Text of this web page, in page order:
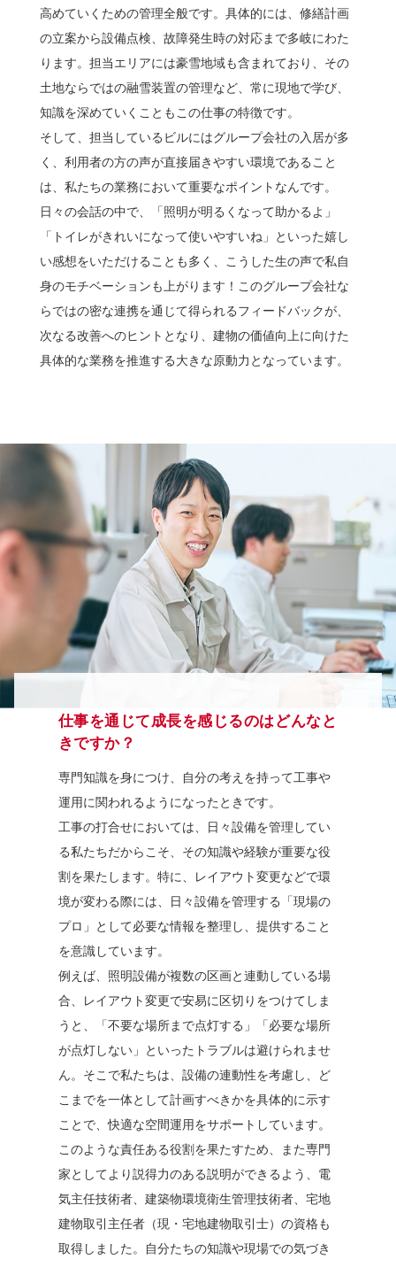
高めていくための管理全般です。具体的には、修繕計画
の立案から設備点検、故障発生時の対応まで多岐にわた
ります。担当エリアには豪雪地域も含まれており、その
土地ならではの融雪装置の管理など、常に現地で学び、
知識を深めていくこともこの仕事の特徴です。
そして、担当しているビルにはグループ会社の入居が多
く、利用者の方の声が直接届きやすい環境であること
は、私たちの業務において重要なポイントなんです。
日々の会話の中で、「照明が明るくなって助かるよ」
「トイレがきれいになって使いやすいね」といった嬉し
い感想をいただけることも多く、こうした生の声で私自
身のモチベーションも上がります！このグループ会社な
らではの密な連携を通じて得られるフィードバックが、
次なる改善へのヒントとなり、建物の価値向上に向けた
具体的な業務を推進する大きな原動力となっています。
仕事を通じて成長を感じるのはどんなと
きですか？
専門知識を身につけ、自分の考えを持って工事や
運用に関われるようになったときです。
工事の打合せにおいては、日々設備を管理してい
る私たちだからこそ、その知識や経験が重要な役
割を果たします。特に、レイアウト変更などで環
境が変わる際には、日々設備を管理する「現場の
プロ」として必要な情報を整理し、提供すること
を意識しています。
例えば、照明設備が複数の区画と連動している場
合、レイアウト変更で安易に区切りをつけてしま
うと、「不要な場所まで点灯する」「必要な場所
が点灯しない」といったトラブルは避けられませ
ん。そこで私たちは、設備の連動性を考慮し、ど
こまでを一体として計画すべきかを具体的に示す
ことで、快適な空間運用をサポートしています。
このような責任ある役割を果たすため、また専門
家としてより説得力のある説明ができるよう、電
気主任技術者、建築物環境衛生管理技術者、宅地
建物取引主任者（現・宅地建物取引士）の資格も
取得しました。自分たちの知識や現場での気づき